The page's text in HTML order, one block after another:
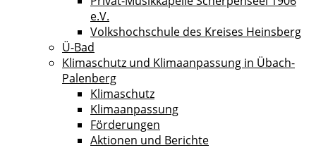
e.V.
Volkshochschule des Kreises Heinsberg
Ü-Bad
Klimaschutz und Klimaanpassung in Übach-
Palenberg
Klimaschutz
Klimaanpassung
Förderungen
Aktionen und Berichte